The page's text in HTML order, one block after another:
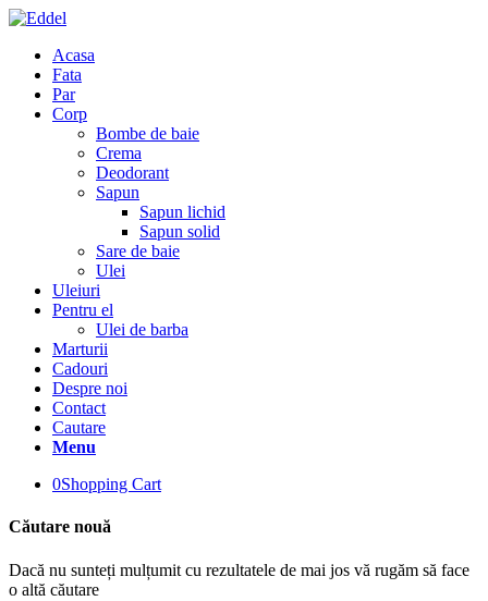
Acasa
Fata
Par
Corp
Bombe de baie
Crema
Deodorant
Sapun
Sapun lichid
Sapun solid
Sare de baie
Ulei
Uleiuri
Pentru el
Ulei de barba
Marturii
Cadouri
Despre noi
Contact
Cautare
Menu
0Shopping Cart
Căutare nouă
Dacă nu sunteți mulțumit cu rezultatele de mai jos vă rugăm să face
o altă căutare